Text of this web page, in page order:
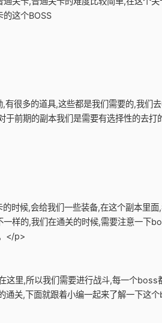
的这个BOSS
有很多的道具,这些都是我们需要的,我们
于前期的副本我们是需要有选择性的去打
时候,会给我们一些装备,在这个副本里
一样的,我们在通关的时候,需要注意一下
</p>
这里,所以我们需要进行战斗,每一个boss
通关,下面就跟着小编一起来了解一下这